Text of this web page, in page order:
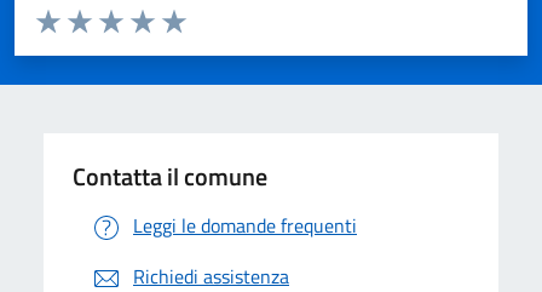
Valuta da 1 a 5 stelle la pagina
Valuta 5 stelle su 5
Valuta 4 stelle su 5
Valuta 3 stelle su 5
Valuta 2 stelle su 5
Valuta 1 stelle su 5
Contatta il comune
Leggi le domande frequenti
Richiedi assistenza